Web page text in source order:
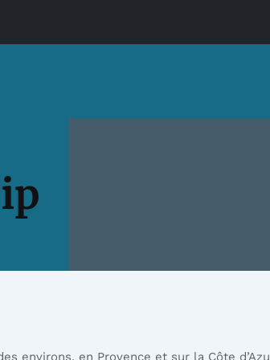
environs, en Provence et sur la Côte